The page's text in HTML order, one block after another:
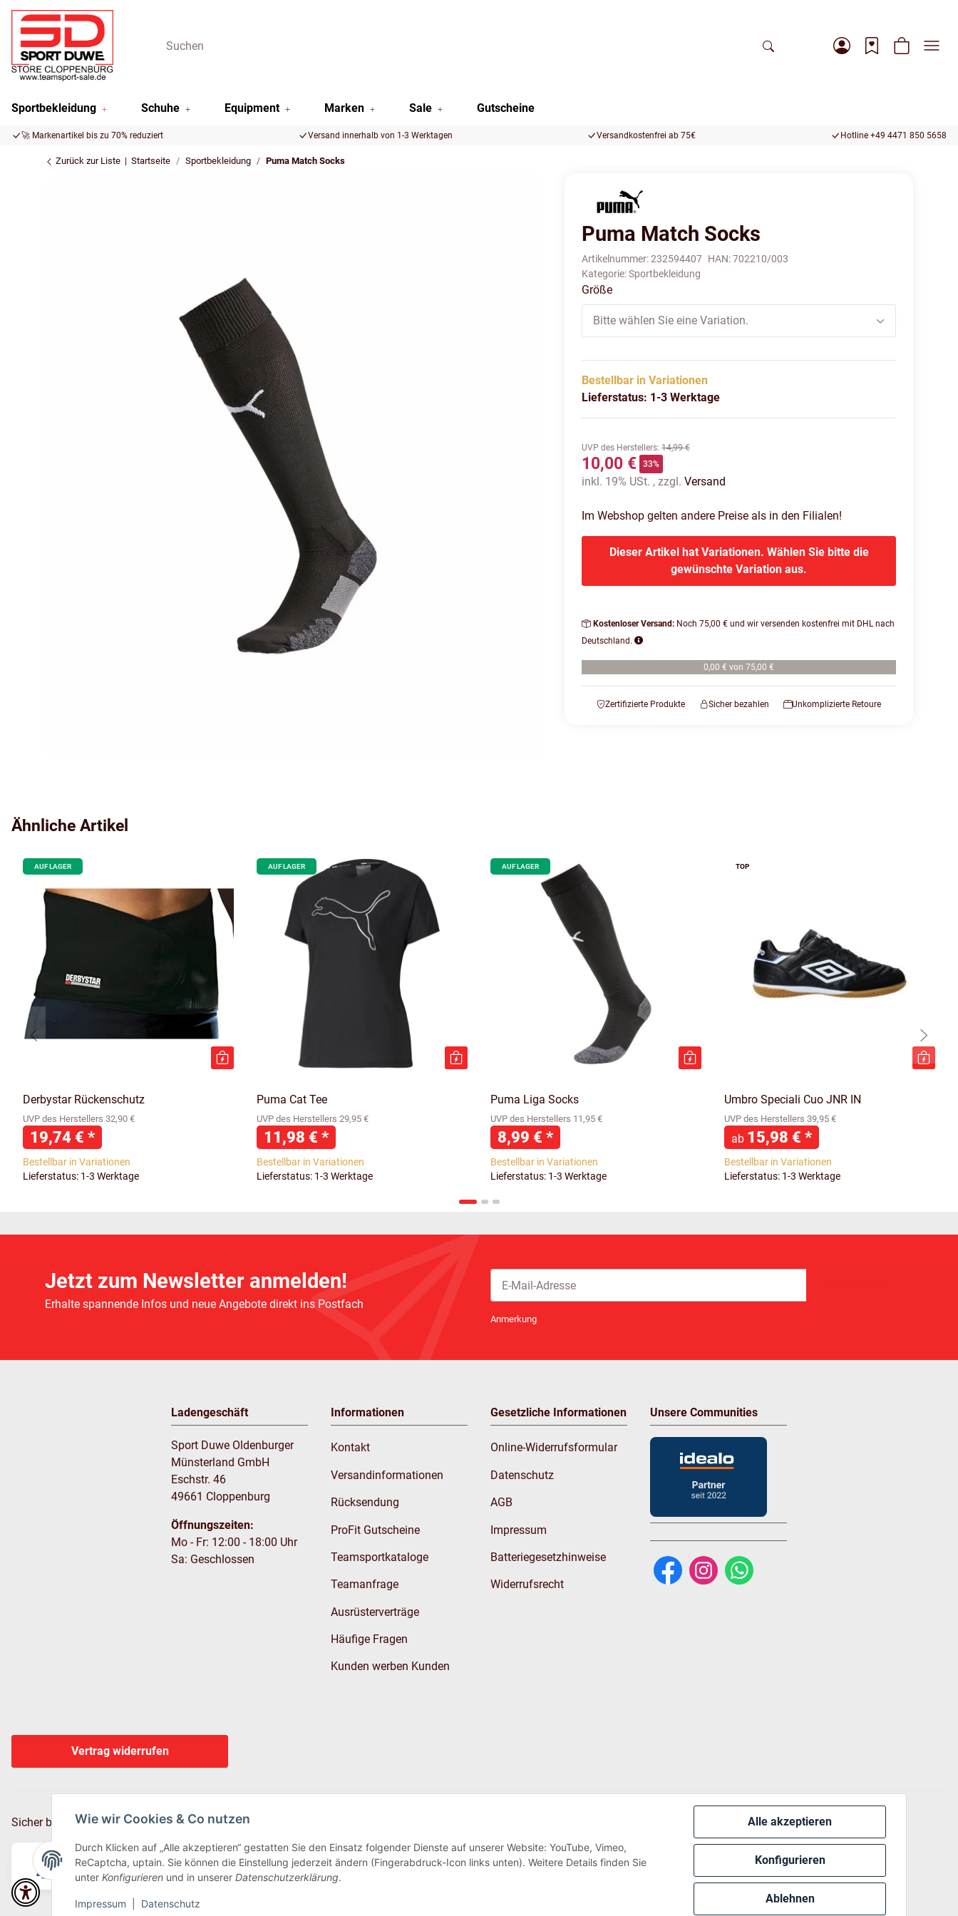
Alle akzeptieren
Konfigurieren
Ablehnen
Wie wir Cookies & Co nutzen
Durch Klicken auf „Alle akzeptieren“ gestatten Sie den Einsatz folgender Dienste auf unserer Website: YouTube, Vimeo,
ReCaptcha, uptain. Sie können die Einstellung jederzeit ändern (Fingerabdruck-Icon links unten). Weitere Details finden Sie
unter Konfigurieren und in unserer Datenschutzerklärung.
Impressum Datenschutz
Sportbekleidung Schuhe Equipment Marken Sale Gutscheine
🚀 Markenartikel bis zu 70% reduziert Versand innerhalb von 1-3 Werktagen Versandkostenfrei ab 75€ Hotline +49 4471 850 5658
Zurück zur Liste Startseite Sportbekleidung Puma Match Socks
Puma Match Socks
Artikelnummer:232594407 HAN:702210/003
Kategorie:Sportbekleidung
Größe
Bitte wählen Sie eine Variation.
Bestellbar in Variationen
Lieferstatus: 1-3 Werktage
UVP des Herstellers:14,99 €
10,00 € 33%
inkl. 19% USt. , zzgl.Versand
Im Webshop gelten andere Preise als in den Filialen!
Dieser Artikel hat Variationen. Wählen Sie bitte die
gewünschte Variation aus.
Kostenloser Versand: Noch 75,00 € und wir versenden kostenfrei mit DHL nach
Deutschland.
0,00 € von 75,00 €
Zertifizierte Produkte Sicher bezahlen Unkomplizierte Retoure
Ähnliche Artikel
AUF LAGER
Derbystar Rückenschutz
UVP des Herstellers 32,90 €
19,74 € *
Bestellbar in Variationen
Lieferstatus: 1-3 Werktage
AUF LAGER
Puma Cat Tee
UVP des Herstellers 29,95 €
11,98 € *
Bestellbar in Variationen
Lieferstatus: 1-3 Werktage
AUF LAGER
Puma Liga Socks
UVP des Herstellers 11,95 €
8,99 € *
Bestellbar in Variationen
Lieferstatus: 1-3 Werktage
TOP
Umbro Speciali Cuo JNR IN
UVP des Herstellers 39,95 €
ab 15,98 € *
Bestellbar in Variationen
Lieferstatus: 1-3 Werktage
Jetzt zum Newsletter anmelden!
Erhalte spannende Infos und neue Angebote direkt ins Postfach
Anmerkung
Ladengeschäft
Sport Duwe Oldenburger
Münsterland GmbH
Eschstr. 46
49661 Cloppenburg
Öffnungszeiten:
Mo - Fr: 12:00 - 18:00 Uhr
Sa: Geschlossen
Informationen
Kontakt
Versandinformationen
Rücksendung
ProFit Gutscheine
Teamsportkataloge
Teamanfrage
Ausrüsterverträge
Häufige Fragen
Kunden werben Kunden
Gesetzliche Informationen
Online-Widerrufsformular
Datenschutz
AGB
Impressum
Batteriegesetzhinweise
Widerrufsrecht
Unsere Communities
Vertrag widerrufen
Sicher bezahlen via: